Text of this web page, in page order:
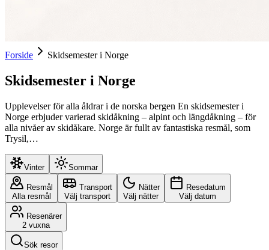
Forside Skidsemester i Norge
Skidsemester i Norge
Upplevelser för alla åldrar i de norska bergen En skidsemester i
Norge erbjuder varierad skidåkning – alpint och längdåkning – för
alla nivåer av skidåkare. Norge är fullt av fantastiska resmål, som
Trysil,…
Vinter Sommar
Resmål
Alla resmål
Transport
Välj transport
Nätter
Välj nätter
Resedatum
Välj datum
Resenärer
2 vuxna
Sök resor